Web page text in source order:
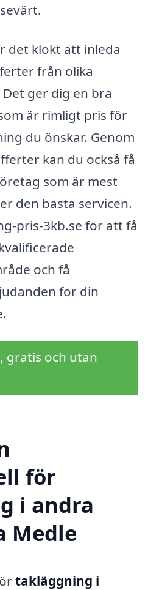
det klokt att inleda
från olika
ger dig en bra
är rimligt pris för
du önskar. Genom
kan du också få
som är mest
den bästa servicen.
pris-3kb.se för att få
och få
för din
gratis och utan
för
i andra
Medle
takläggning i